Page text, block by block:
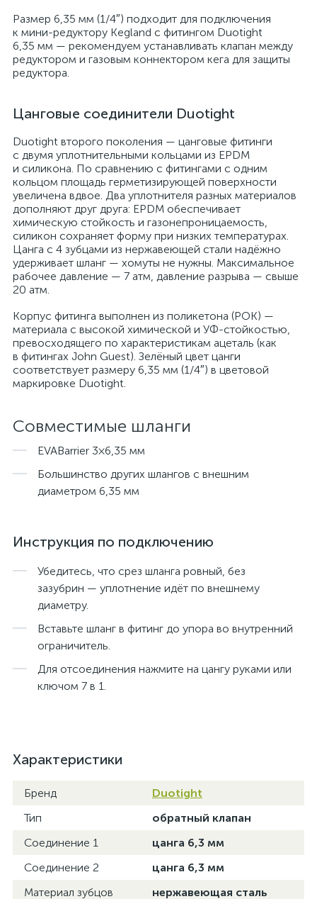
Размер 6,35 мм (1/4″) подходит для подключения
к мини-редуктору Kegland с фитингом Duotight
6,35 мм — рекомендуем устанавливать клапан между
редуктором и газовым коннектором кега для защиты
редуктора.
Цанговые соединители Duotight
Duotight второго поколения — цанговые фитинги
с двумя уплотнительными кольцами из EPDM
и силикона. По сравнению с фитингами с одним
кольцом площадь герметизирующей поверхности
увеличена вдвое. Два уплотнителя разных материалов
дополняют друг друга: EPDM обеспечивает
химическую стойкость и газонепроницаемость,
силикон сохраняет форму при низких температурах.
Цанга с 4 зубцами из нержавеющей стали надёжно
удерживает шланг — хомуты не нужны. Максимальное
рабочее давление — 7 атм, давление разрыва — свыше
20 атм.
Корпус фитинга выполнен из поликетона (POK) —
материала с высокой химической и УФ-стойкостью,
превосходящего по характеристикам ацеталь (как
в фитингах John Guest). Зелёный цвет цанги
соответствует размеру 6,35 мм (1/4″) в цветовой
маркировке Duotight.
Совместимые шланги
EVABarrier 3×6,35 мм
Большинство других шлангов с внешним
диаметром 6,35 мм
Инструкция по подключению
Убедитесь, что срез шланга ровный, без
зазубрин — уплотнение идёт по внешнему
диаметру.
Вставьте шланг в фитинг до упора во внутренний
ограничитель.
Для отсоединения нажмите на цангу руками или
ключом 7 в 1.
Характеристики
Бренд
Duotight
Тип
обратный клапан
Соединение 1
цанга 6,3 мм
Соединение 2
цанга 6,3 мм
Материал зубцов
нержавеющая сталь